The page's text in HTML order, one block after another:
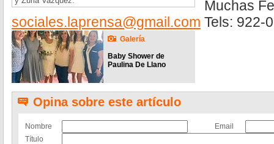
Muchas
sociales.laprensa@gmail.com Tels: 922-
Galería
Baby Shower de
Paulina De Llano
Opina sobre este artículo
Nombre
Email
Título